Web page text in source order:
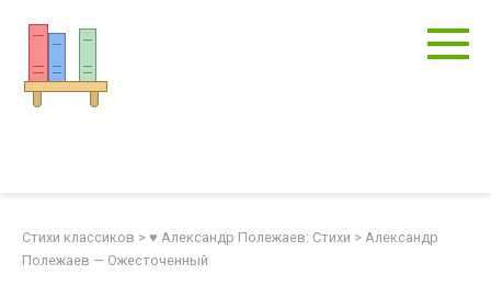
контенту
Стихи классиков > ♥ Александр Полежаев: Стихи > Александр
Полежаев — Ожесточенный